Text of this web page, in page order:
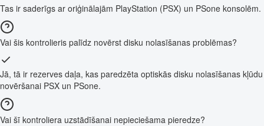
Tas ir saderīgs ar oriģinālajām PlayStation (PSX) un PSone konsolēm.
Vai šis kontrolieris palīdz novērst disku nolasīšanas problēmas?
Jā, tā ir rezerves daļa, kas paredzēta optiskās disku nolasīšanas kļūdu
novēršanai PSX un PSone.
Vai šī kontroliera uzstādīšanai nepieciešama pieredze?